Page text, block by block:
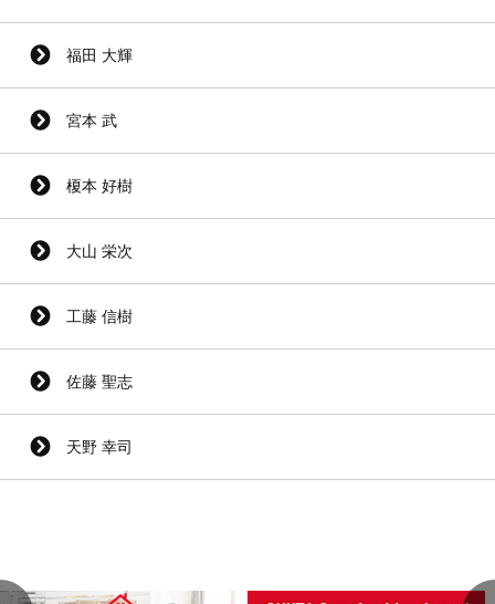
福田 大輝
宮本 武
榎本 好樹
大山 栄次
工藤 信樹
佐藤 聖志
天野 幸司